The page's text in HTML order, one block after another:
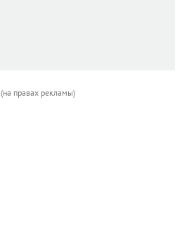
(на правах рекламы)